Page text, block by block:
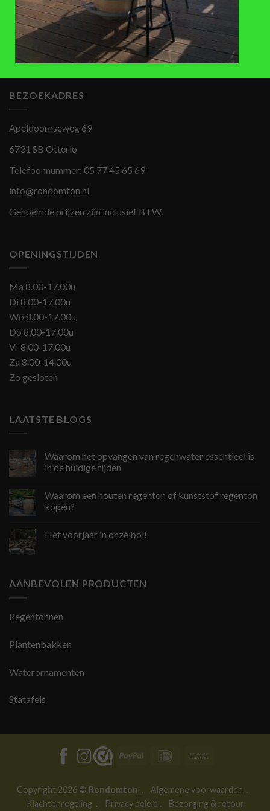
Lage Bankirai houten
regentonverhoger (28-31,5cm),
30L
25
BEZOEKADRES
Apeldoornseweg 69
6731 SB Otterlo
Telefoonnummer: 05 77 45 65 69
info@rondomton.nl
Genoemde prijzen zijn inclusief BTW.
OPENINGSTIJDEN
Ma 8.00-17.00u
Di 8.00-17.00u
Wo 8.00-17.00u
Do 8.00-17.00u
Vr 8.00-17.00u
Za 8.00-14.00u
Zo gesloten
LAATSTE BLOGS
Waarom het opvangen van regenwater essentieel is
in de huidige tijden
Waarom een houten regenton of kunststof regenton
kopen?
Het voorjaar in onze bol!
AANBEVOLEN PRODUCTEN
Regentonnen
Plantenbakken
Waterornamenten
Statafels
PayPal IDeal
Copyright 2026 © Rondomton . Algemene voorwaarden .
Klachtenregeling . Privacy beleid . Bezorging & retour